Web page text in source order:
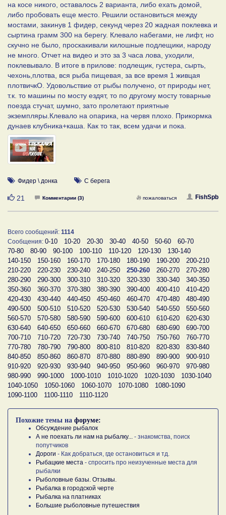
на косе никого, оставалось 2 варианта, либо ехать домой,
либо пробовать еще место. Решили остановиться между
мостами, закинув 1 фидер, секунд через 20 жадная поклевка и
сыртина грамм 300 на берегу. Клевало набегами, не лифт, но
скучно не было, проскакивали килошные подлещики, народу
не много. Отчет на видео и это за 3 часа лова, уходили,
поклевывало. В итоге в прилове: подлещик, густера, сырть,
чехонь,плотва, вся рыба пищевая, за все время 1 живцая
плотвичкО. Удовольствие от рыбы получено, от природы нет,
т.к. то машины по мосту ездят, то по другому мосту товарные
поезда стучат, шумно, зато пролетают приятные
экземпляры.Клевало на опарика, на червя плохо. Прикормка
дунаев клубника+каша. Как то так, всем удачи и пока.
Фидер \ донка С берега
Нравится
21 Комментарии (3) FishSpb
пожаловаться
Всего сообщений: 1114
Сообщения: 0-10 10-20 20-30 30-40 40-50 50-60
60-70
70-80
80-90 90-100 100-110 110-120 120-130
130-140
140-150
150-160 160-170 170-180 180-190 190-200
200-210
210-220
220-230 230-240 240-250 250-260 260-270
270-280
280-290
290-300 300-310 310-320 320-330 330-340
340-350
350-360
360-370 370-380 380-390 390-400 400-410
410-420
420-430
430-440 440-450 450-460 460-470 470-480
480-490
490-500
500-510 510-520 520-530 530-540 540-550
550-560
560-570
570-580 580-590 590-600 600-610 610-620
620-630
630-640
640-650 650-660 660-670 670-680 680-690
690-700
700-710
710-720 720-730 730-740 740-750 750-760
760-770
770-780
780-790 790-800 800-810 810-820 820-830
830-840
840-850
850-860 860-870 870-880 880-890 890-900
900-910
910-920
920-930 930-940 940-950 950-960 960-970
970-980
980-990
990-1000 1000-1010 1010-1020 1020-1030
1030-1040
1040-1050
1050-1060 1060-1070 1070-1080
1080-1090
1090-1100
1100-1110 1110-1120
Похожие темы на форуме:
Обсуждение рыбалок
А не поехать ли нам на рыбалку... - знакомства, поиск
попутчиков
Дороги - Как добраться, где остановиться и тд.
Рыбацкие места - спросить про неизученные места для
рыбалки
Рыболовные базы. Отзывы.
Рыбалка в городской черте
Рыбалка на платниках
Большие рыболовные путешествия